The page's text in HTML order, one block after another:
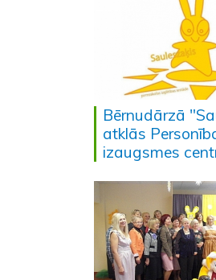
Bērnudārzā
atklās
izaugsmes